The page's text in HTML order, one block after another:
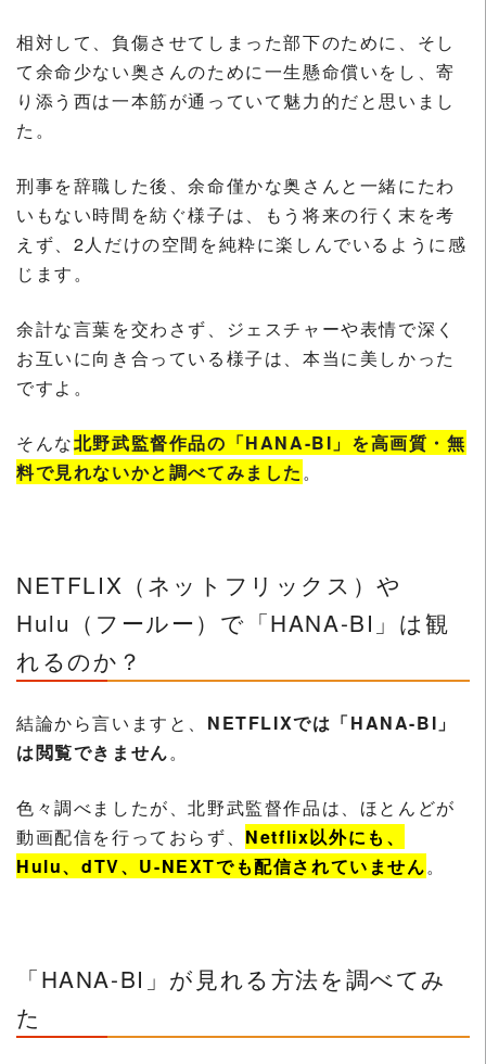
相対して、負傷させてしまった部下のために、そし
て余命少ない奥さんのために一生懸命償いをし、寄
り添う西は一本筋が通っていて魅力的だと思いまし
た。
刑事を辞職した後、余命僅かな奥さんと一緒にたわ
いもない時間を紡ぐ様子は、もう将来の行く末を考
えず、2人だけの空間を純粋に楽しんでいるように感
じます。
余計な言葉を交わさず、ジェスチャーや表情で深く
お互いに向き合っている様子は、本当に美しかった
ですよ。
そんな北野武監督作品の「HANA-BI」を高画質・無
料で見れないかと調べてみました。
NETFLIX（ネットフリックス）や
Hulu（フールー）で「HANA-BI」は観
れるのか？
結論から言いますと、 NETFLIXでは「HANA-BI」
は閲覧できません。
色々調べましたが、北野武監督作品は、ほとんどが
動画配信を行っておらず、 Netflix以外にも、
Hulu、dTV、U-NEXTでも配信されていません。
「HANA-BI」が見れる方法を調べてみ
た